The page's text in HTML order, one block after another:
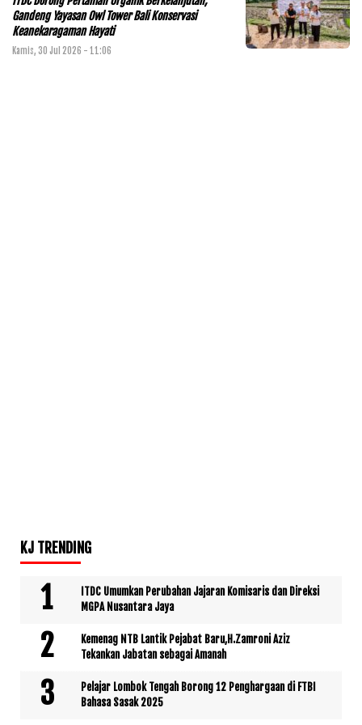
Gandeng Yayasan Owl Tower Bali Konservasi
Keanekaragaman Hayati
Kamis, 30 Jul 2026 - 11:06
KJ TRENDING
ITDC Umumkan Perubahan Jajaran Komisaris dan Direksi
MGPA Nusantara Jaya
Kemenag NTB Lantik Pejabat Baru,H.Zamroni Aziz
Tekankan Jabatan sebagai Amanah
Pelajar Lombok Tengah Borong 12 Penghargaan di FTBI
Bahasa Sasak 2025